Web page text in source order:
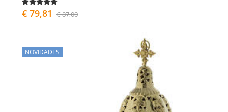
€ 79,81 € 87,00
NOVIDADES